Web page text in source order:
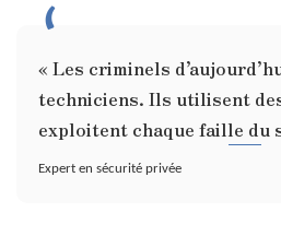
« Les criminels
techniciens. Ils utilisent
exploitent chaque faille du
Expert en sécurité privée